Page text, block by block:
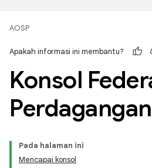
AOSP
Apakah informasi ini membantu?
Konsol
Perdagangan
Pada halaman ini
Mencapai konsol